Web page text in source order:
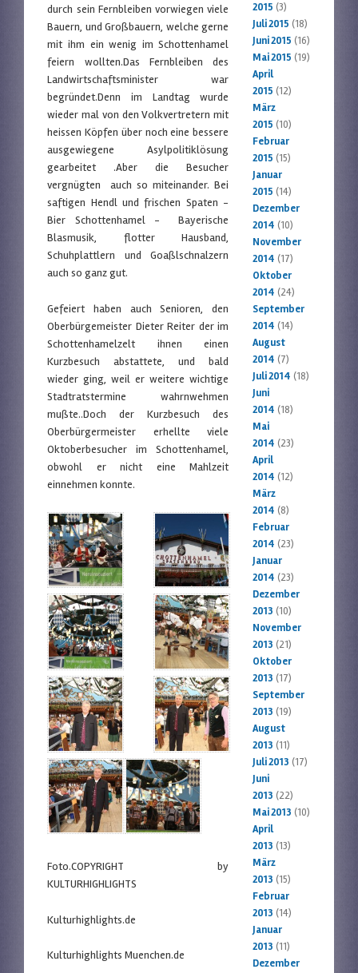
durch sein Fernbleiben vorwiegen viele
Bauern, und Großbauern, welche gerne
mit ihm ein wenig im Schottenhamel
feiern wollten.Das Fernbleiben des
Landwirtschaftsminister war
begründet.Denn im Landtag wurde
wieder mal von den Volkvertretern mit
heissen Köpfen über noch eine bessere
ausgewiegene Asylpolitiklösung
gearbeitet .Aber die Besucher
vergnügten auch so miteinander. Bei
saftigen Hendl und frischen Spaten -
Bier Schottenhamel - Bayerische
Blasmusik, flotter Hausband,
Schuhplattlern und Goaßlschnalzern
auch so ganz gut.
Gefeiert haben auch Senioren, den
Oberbürgemeister Dieter Reiter der im
Schottenhamelzelt ihnen einen
Kurzbesuch abstattete, und bald
wieder ging, weil er weitere wichtige
Stadtratstermine wahrnwehmen
mußte..Doch der Kurzbesuch des
Oberbürgermeister erhellte viele
Oktoberbesucher im Schottenhamel,
obwohl er nicht eine Mahlzeit
einnehmen konnte.
Foto.COPYRIGHT by
KULTURHIGHLIGHTS
Kulturhighlights.de
Kulturhighlights Muenchen.de
2015 (3)
Juli 2015 (18)
Juni 2015 (16)
Mai 2015 (19)
April
2015 (12)
März
2015 (10)
Februar
2015 (15)
Januar
2015 (14)
Dezember
2014 (10)
November
2014 (17)
Oktober
2014 (24)
September
2014 (14)
August
2014 (7)
Juli 2014 (18)
Juni
2014 (18)
Mai
2014 (23)
April
2014 (12)
März
2014 (8)
Februar
2014 (23)
Januar
2014 (23)
Dezember
2013 (10)
November
2013 (21)
Oktober
2013 (17)
September
2013 (19)
August
2013 (11)
Juli 2013 (17)
Juni
2013 (22)
Mai 2013 (10)
April
2013 (13)
März
2013 (15)
Februar
2013 (14)
Januar
2013 (11)
Dezember